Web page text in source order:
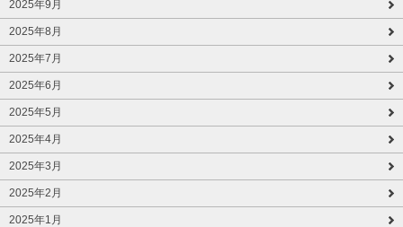
2025年9月
2025年8月
2025年7月
2025年6月
2025年5月
2025年4月
2025年3月
2025年2月
2025年1月